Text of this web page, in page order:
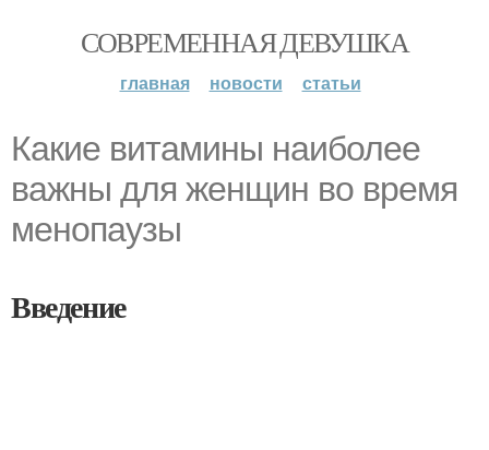
СОВРЕМЕННАЯ ДЕВУШКА
главная новости статьи
Какие витамины наиболее
важны для женщин во время
менопаузы
Введение